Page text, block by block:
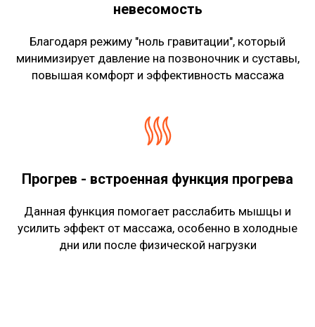
невесомость
Благодаря режиму "ноль гравитации", который
минимизирует давление на позвоночник и суставы,
повышая комфорт и эффективность массажа
Прогрев - встроенная функция прогрева
Данная функция помогает расслабить мышцы и
усилить эффект от массажа, особенно в холодные
дни или после физической нагрузки